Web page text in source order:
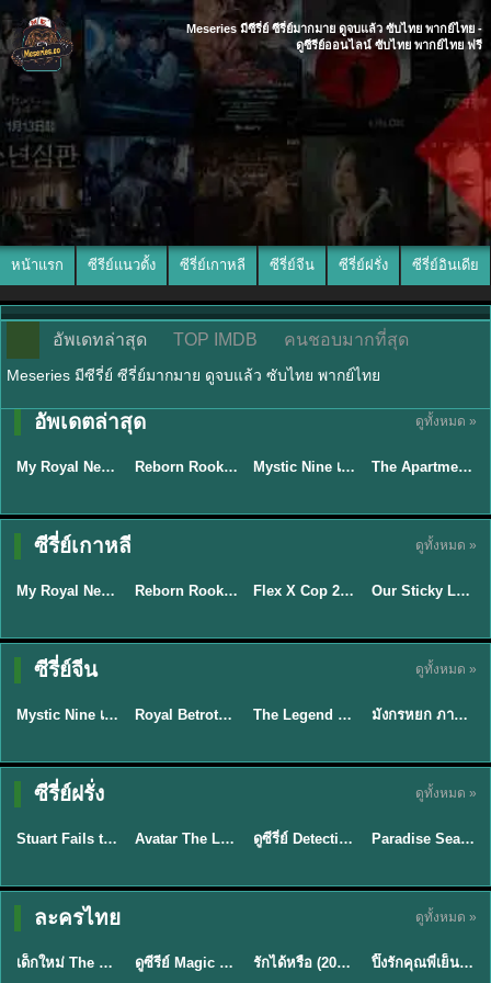
Meseries มีซีรี่ย์ ซีรี่ย์มากมาย ดูจบแล้ว ซับไทย พากย์ไทย -
ดูซีรีย์ออนไลน์ ซับไทย พากย์ไทย ฟรี
หน้าแรก ซีรีย์แนวตั้ง ซีรี่ย์เกาหลี ซีรี่ย์จีน ซีรี่ย์ฝรั่ง ซีรี่ย์อินเดีย
อัพเดทล่าสุด TOP IMDB คนชอบมากที่สุด
Meseries มีซีรี่ย์ ซีรี่ย์มากมาย ดูจบแล้ว ซับไทย พากย์ไทย
อัพเดตล่าสุด ดูทั้งหมด »
EP.14
พากย์ไทย
My Royal Nemesis ซับไทย (2026) ศัตรูหัวใจ นางร้ายวังหลวง ★8.1 Reborn Rookie มือใหม่หัดแค้น (2026) พากย์ไทย ซับไทย EP.1-12 ★9
พากย์ไทย/ซับ
Mystic Nine เก้าสกุล (2026) พากย์ไทย ซับไทย EP.1-30 ★5.3
พากย์ไทย
The Apartment Job (2026) ท่านประธานกำมะลอ พากย์ไทย ซับไทย EP1-12
ซีรี่ย์เกาหลี ดูทั้งหมด »
EP.14
พากย์ไทย
TH EP. 14
My Royal Nemesis ซับไทย (2026) ศัตรูหัวใจ นางร้ายวังหลวง ★8.1 Reborn Rookie มือใหม่หัดแค้น (2026) พากย์ไทย ซับไทย EP.1-12 ★8 Flex X Cop 2 คุณชายสายสืบ ซีซั่น 2 (2026) พากย์ไทย ซับไทย EP.1-14 ★6
ซับไทย
Our Sticky Love รักติดหนึบ (2026) พากย์ไทย ซับไทย EP.1-12
ซีรี่ย์จีน ดูทั้งหมด »
★9
พากย์ไทย/ซับ
ไทย
Mystic Nine เก้าสกุล (2026) พากย์ไทย ซับไทย EP.1-30 ★9 Royal Betrothal (2026) สัญญาวิวาห์แห่งราชวงศ์ พากย์ไทย ซับไทย EP1-32 ★8.5 The Legend of ShenLi ปฐพีไร้พ่าย (2024) พากย์ไทย ซับไทย EP.1-39 ★8
พากย์ไทย
มังกรหยก ภาคมารบูรพาและพิษประจิม Duel on Mount Hua พากย์ไทย
ซีรี่ย์ฝรั่ง ดูทั้งหมด »
★9.3
พากย์ไทย
Stuart Fails to Save the Universe สจ๊วตล่มแผนกู้จักรวาล (2026) พากย์ไทย ซับไทย EP.1-10 ★7.8 EP.7Avatar The Last Airbender 2 เณรน้อยเจ้าอภินิหาร พากย์ไทย EP.9ดูซีรี่ย์ Detective Hole (2026) พากย์ไทย HD ฟรี อัปเดตล่าสุด Netflix EP.8
พากย์ไทย
Paradise Season 2 (2026) พากย์ไทย EP1-8 ดูซีรี่ย์ฝรั่ง HD ครบทุกตอน
ละครไทย ดูทั้งหมด »
★ 8 EP.6
พากย์ไทย
เด็กใหม่ The Reset 2026 EP1-6 พากย์ไทย ดูซีรี่ย์ Netflix ล่าสุด HD ดูซีรีย์ Magic Move (2026) ทำนายทายรัก Thai EP.1-10 HD รักได้หรือ (2026) YOUNG Let's Begin Again พากย์ไทย EP.1-19 ★8
พากย์ไทย
ปิ๊งรักคุณพี่เย็นชา (2026) Frozen Valentine EP.1-10 (จบ)